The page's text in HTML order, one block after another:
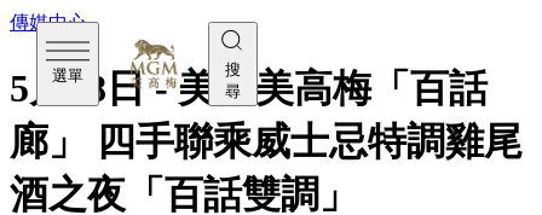
選單
搜
尋
傳媒中心
5月18日 - 美獅美高梅「百話
廊」 四手聯乘威士忌特調雞尾
酒之夜「百話雙調」